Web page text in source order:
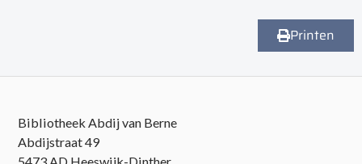
Printen
Bibliotheek Abdij van Berne
Abdijstraat 49